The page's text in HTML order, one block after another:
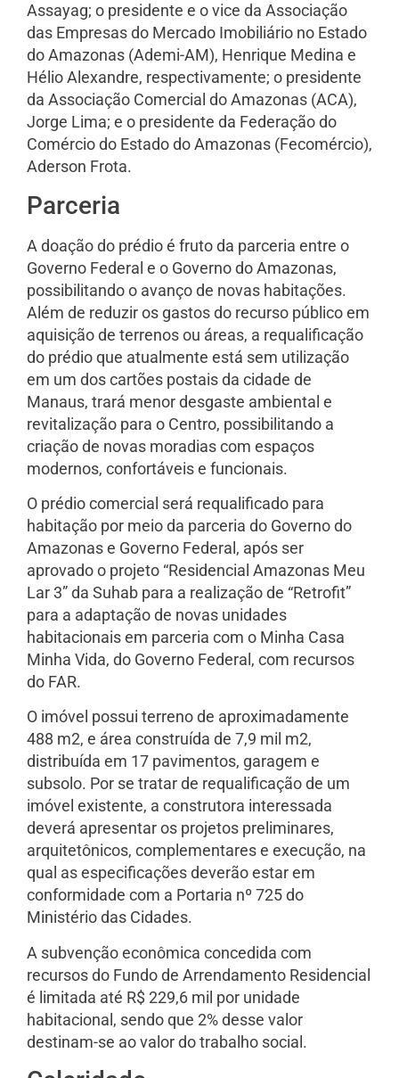
Assayag; o presidente e o vice da Associação
das Empresas do Mercado Imobiliário no Estado
do Amazonas (Ademi-AM), Henrique Medina e
Hélio Alexandre, respectivamente; o presidente
da Associação Comercial do Amazonas (ACA),
Jorge Lima; e o presidente da Federação do
Comércio do Estado do Amazonas (Fecomércio),
Aderson Frota.
Parceria
A doação do prédio é fruto da parceria entre o
Governo Federal e o Governo do Amazonas,
possibilitando o avanço de novas habitações.
Além de reduzir os gastos do recurso público em
aquisição de terrenos ou áreas, a requalificação
do prédio que atualmente está sem utilização
em um dos cartões postais da cidade de
Manaus, trará menor desgaste ambiental e
revitalização para o Centro, possibilitando a
criação de novas moradias com espaços
modernos, confortáveis e funcionais.
O prédio comercial será requalificado para
habitação por meio da parceria do Governo do
Amazonas e Governo Federal, após ser
aprovado o projeto “Residencial Amazonas Meu
Lar 3” da Suhab para a realização de “Retrofit”
para a adaptação de novas unidades
habitacionais em parceria com o Minha Casa
Minha Vida, do Governo Federal, com recursos
do FAR.
O imóvel possui terreno de aproximadamente
488 m2, e área construída de 7,9 mil m2,
distribuída em 17 pavimentos, garagem e
subsolo. Por se tratar de requalificação de um
imóvel existente, a construtora interessada
deverá apresentar os projetos preliminares,
arquitetônicos, complementares e execução, na
qual as especificações deverão estar em
conformidade com a Portaria nº 725 do
Ministério das Cidades.
A subvenção econômica concedida com
recursos do Fundo de Arrendamento Residencial
é limitada até R$ 229,6 mil por unidade
habitacional, sendo que 2% desse valor
destinam-se ao valor do trabalho social.